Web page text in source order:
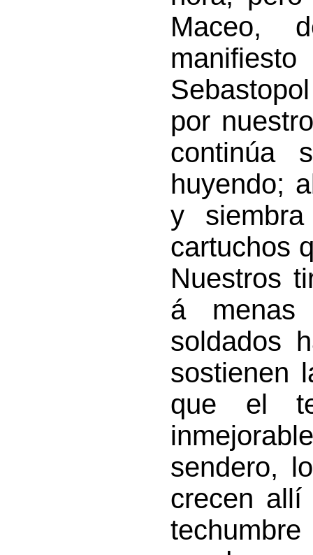
Maceo,
por
continúa
huyen­do;
y
cartuchos
Nuestros
á menas
soldados
sostienen
que el
sendero,
crecen allí